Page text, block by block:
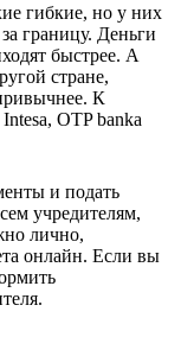
гибкие, но у них
границу. Деньги
быстрее. А
стране,
К
OTP banka
и подать
учредителям,
лично,
онлайн. Если вы